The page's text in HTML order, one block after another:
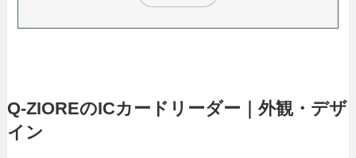
Q-ZIOREのICカードリーダー｜外観・デザ
イン